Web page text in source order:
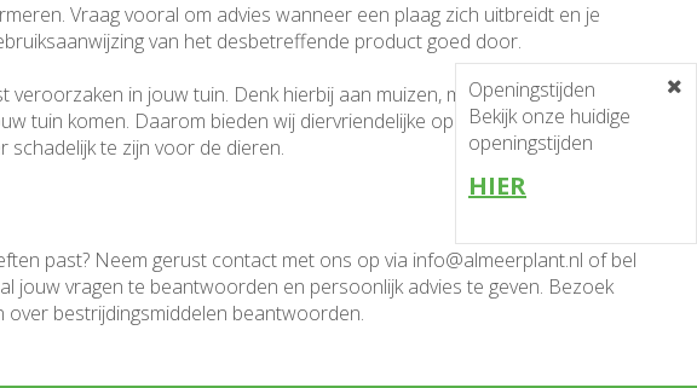
Vraag vooral om advies wanneer een plaag zich uitbreidt en je
van het desbetreffende product goed door.
in jouw tuin. Denk hierbij aan muizen, mollen, katten en
tuin komen. Daarom bieden wij diervriendelijke oplossingen, zoals
te zijn voor de dieren.
past? Neem gerust contact met ons op via info@almeerplant.nl of bel
jouw vragen te beantwoorden en persoonlijk advies te geven. Bezoek
over bestrijdingsmiddelen beantwoorden.
Openingstijden
Bekijk onze huidige
openingstijden
HIER